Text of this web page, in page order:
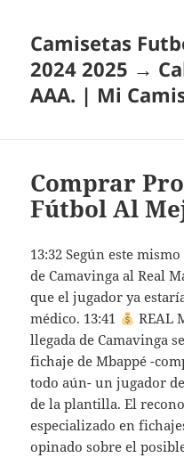
Camisetas
2024 2025 →
AAA. | Mi
Comprar
Fútbol Al
13:32 Según este
de Camavinga al Real
que el jugador ya
médico. 13:41
REAL
llegada de Camavinga
fichaje de Mbappé -
todo aún- un jugador
de la plantilla. El
especializado en
opinado sobre el